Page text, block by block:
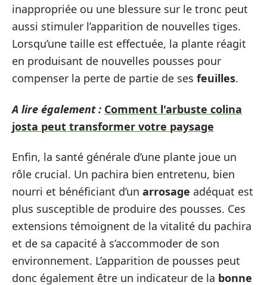
inappropriée ou une blessure sur le tronc peut
aussi stimuler l’apparition de nouvelles tiges.
Lorsqu’une taille est effectuée, la plante réagit
en produisant de nouvelles pousses pour
compenser la perte de partie de ses feuilles.
A lire également : Comment l'arbuste colina
josta peut transformer votre paysage
Enfin, la santé générale d’une plante joue un
rôle crucial. Un pachira bien entretenu, bien
nourri et bénéficiant d’un arrosage adéquat est
plus susceptible de produire des pousses. Ces
extensions témoignent de la vitalité du pachira
et de sa capacité à s’accommoder de son
environnement. L’apparition de pousses peut
donc également être un indicateur de la bonne